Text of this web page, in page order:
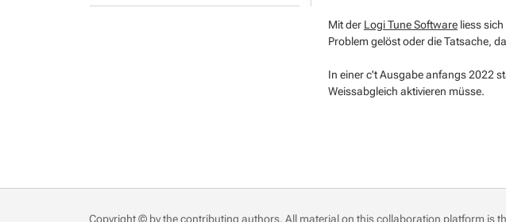
Mit der Logi Tune Software liess
Problem gelöst oder die Tatsache,
In einer c't Ausgabe anfangs 2022
Weissabgleich aktivieren müsse.
Copyright © by the contributing authors. All material on this collaboration platform is